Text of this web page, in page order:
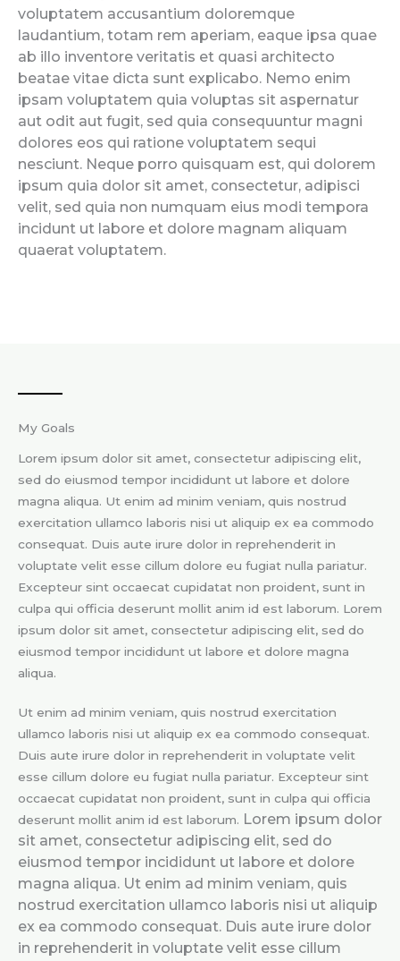
voluptatem accusantium doloremque
laudantium, totam rem aperiam, eaque ipsa quae
ab illo inventore veritatis et quasi architecto
beatae vitae dicta sunt explicabo. Nemo enim
ipsam voluptatem quia voluptas sit aspernatur
aut odit aut fugit, sed quia consequuntur magni
dolores eos qui ratione voluptatem sequi
nesciunt. Neque porro quisquam est, qui dolorem
ipsum quia dolor sit amet, consectetur, adipisci
velit, sed quia non numquam eius modi tempora
incidunt ut labore et dolore magnam aliquam
quaerat voluptatem.
My Goals
Lorem ipsum dolor sit amet, consectetur adipiscing elit,
sed do eiusmod tempor incididunt ut labore et dolore
magna aliqua. Ut enim ad minim veniam, quis nostrud
exercitation ullamco laboris nisi ut aliquip ex ea commodo
consequat. Duis aute irure dolor in reprehenderit in
voluptate velit esse cillum dolore eu fugiat nulla pariatur.
Excepteur sint occaecat cupidatat non proident, sunt in
culpa qui officia deserunt mollit anim id est laborum. Lorem
ipsum dolor sit amet, consectetur adipiscing elit, sed do
eiusmod tempor incididunt ut labore et dolore magna
aliqua.
Ut enim ad minim veniam, quis nostrud exercitation
ullamco laboris nisi ut aliquip ex ea commodo consequat.
Duis aute irure dolor in reprehenderit in voluptate velit
esse cillum dolore eu fugiat nulla pariatur. Excepteur sint
occaecat cupidatat non proident, sunt in culpa qui officia
deserunt mollit anim id est laborum. Lorem ipsum dolor
sit amet, consectetur adipiscing elit, sed do
eiusmod tempor incididunt ut labore et dolore
magna aliqua. Ut enim ad minim veniam, quis
nostrud exercitation ullamco laboris nisi ut aliquip
ex ea commodo consequat. Duis aute irure dolor
in reprehenderit in voluptate velit esse cillum